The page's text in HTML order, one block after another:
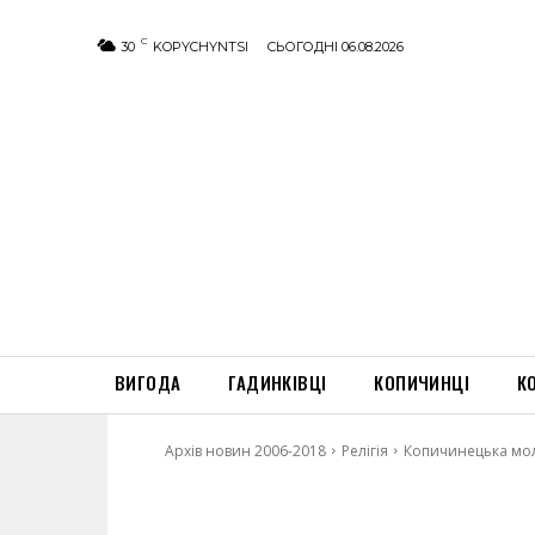
30 C KOPYCHYNTSI СЬОГОДНІ 06.08.2026
ВИГОДА ГАДИНКІВЦІ КОПИЧИНЦІ
Архів новин 2006-2018 Релігія Копичинецька